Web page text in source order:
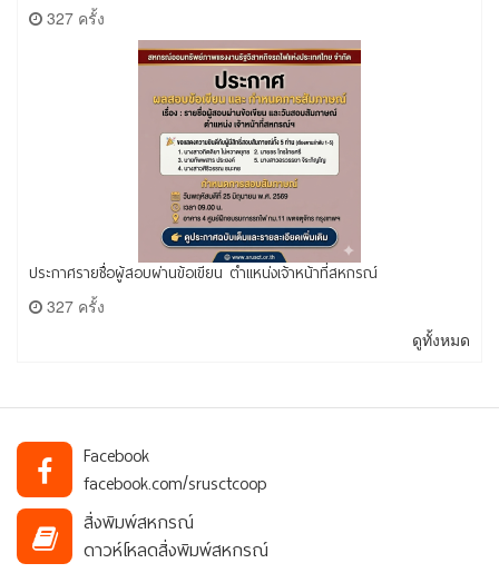
327 ครั้ง
ประกาศรายชื่อผู้สอบผ่านข้อเขียน ตำแหน่งเจ้าหน้าที่สหกรณ์
327 ครั้ง
ดูทั้งหมด
Facebook
facebook.com/srusctcoop
สิ่งพิมพ์สหกรณ์
ดาวห์โหลดสิ่งพิมพ์สหกรณ์